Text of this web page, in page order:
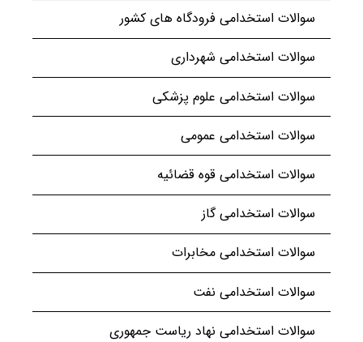
سوالات استخدامی فرودگاه های کشور
سوالات استخدامی شهرداری
سوالات استخدامی علوم پزشکی
سوالات استخدامی عمومی
سوالات استخدامی قوه قضائیه
سوالات استخدامی گاز
سوالات استخدامی مخابرات
سوالات استخدامی نفت
سوالات استخدامی نهاد ریاست جمهوری